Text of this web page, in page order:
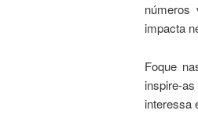
números
impacta
Foque
inspire-
interessa